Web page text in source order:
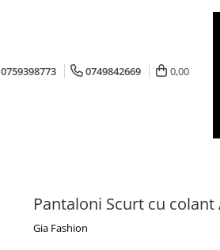
0759398773 0749842669 0,00
Pantaloni Scurt cu colant
Gia Fashion